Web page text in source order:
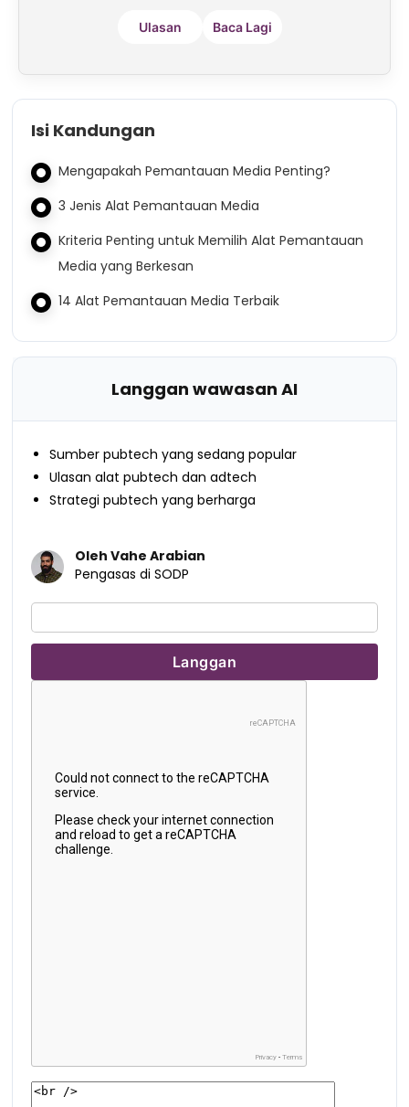
Ulasan Baca Lagi
Isi Kandungan
Mengapakah Pemantauan Media Penting?
3 Jenis Alat Pemantauan Media
Kriteria Penting untuk Memilih Alat Pemantauan
Media yang Berkesan
14 Alat Pemantauan Media Terbaik
Langgan wawasan AI
Sumber pubtech yang sedang popular
Ulasan alat pubtech dan adtech
Strategi pubtech yang berharga
Oleh Vahe Arabian
Pengasas di SODP